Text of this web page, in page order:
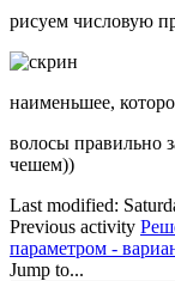
рисуем числовую
наименьшее,
волосы правильно
чешем))
Last modified:
Previous activity
параметром -
Jump to...